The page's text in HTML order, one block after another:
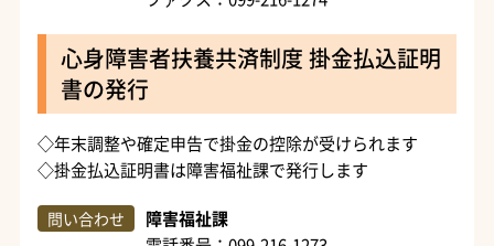
心身障害者扶養共済制度 掛金払込証明
書の発行
◇年末調整や確定申告で掛金の控除が受けられます
◇掛金払込証明書は障害福祉課で発行します
問い合わせ
障害福祉課